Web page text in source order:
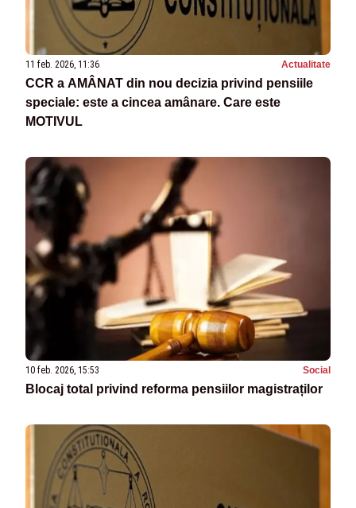
11 feb. 2026, 11:36 Actualitate
CCR a AMÂNAT din nou decizia privind pensiile
speciale: este a cincea amânare. Care este
MOTIVUL
10 feb. 2026, 15:53 Social
Blocaj total privind reforma pensiilor magistraților